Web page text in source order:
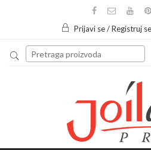
Prijavi se / Registruj se